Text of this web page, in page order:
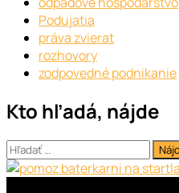
Podujatia
práva zvierat
rozhovory
zodpovedné podnikanie
Kto hľadá, nájde
Hľadať: